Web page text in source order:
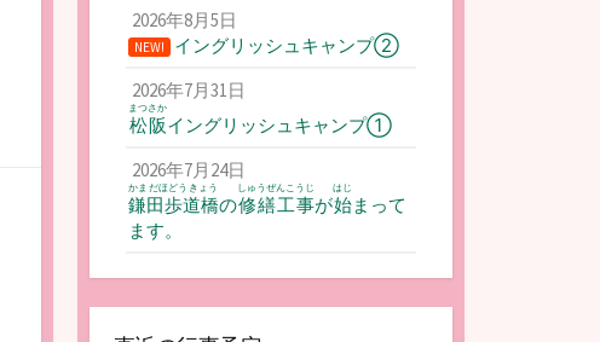
2026年8月5日
NEW!
イングリッシュキャンプ②
2026年7月31日
松阪
まつさか
イングリッシュキャンプ①
2026年7月24日
鎌田歩道橋
かまだほどうきょう
の修繕工事
しゅうぜんこうじ
が始
はじ
まって
ます。